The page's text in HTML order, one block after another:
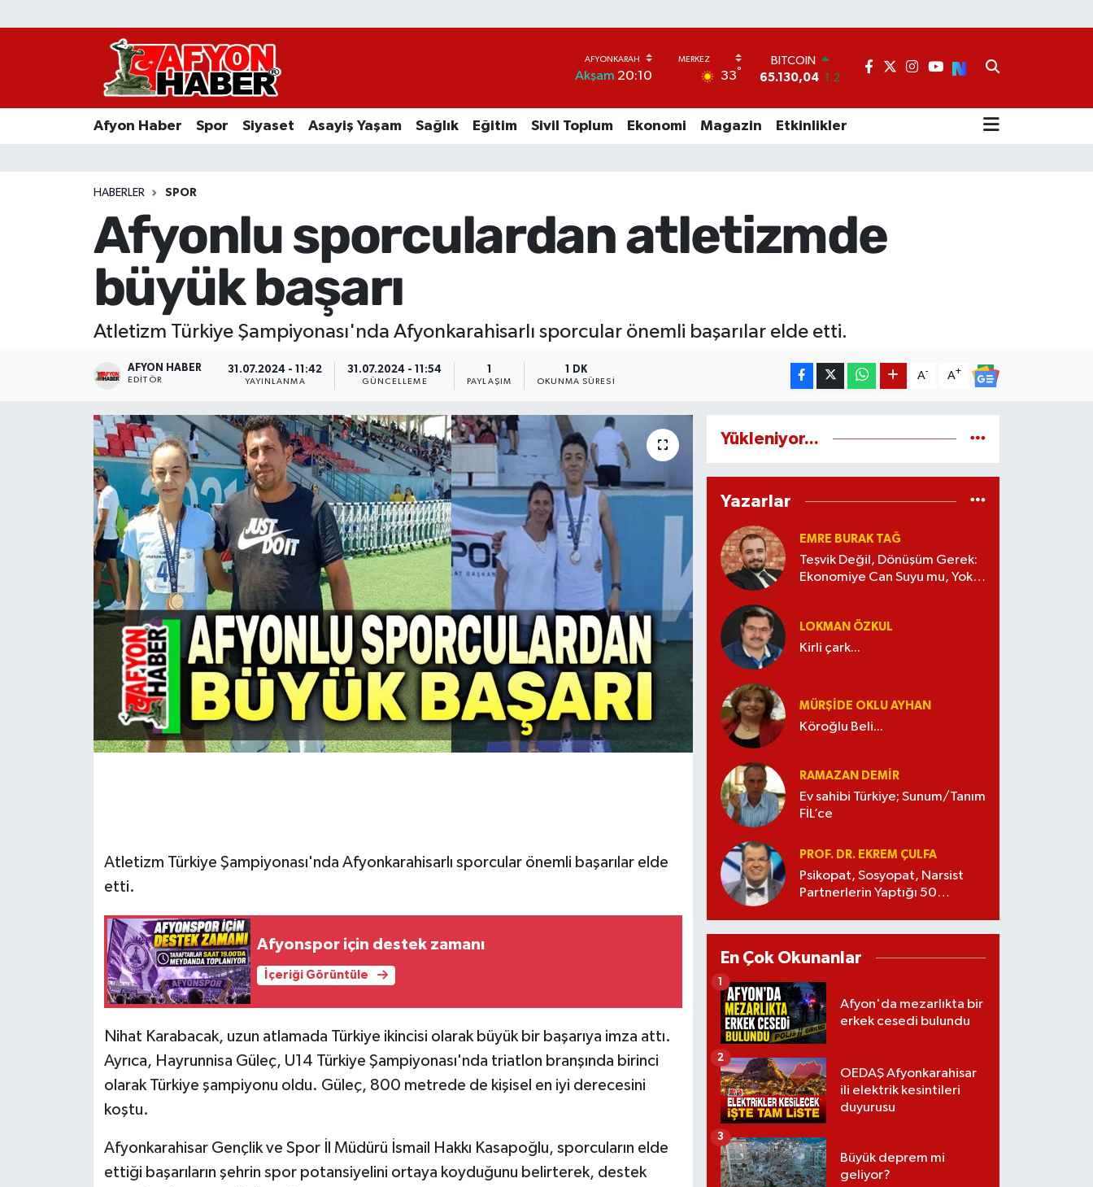
Akşam 20:10 33°
65.130,04
1.2
DOLAR
EURO
55,1652 0.27
13.773 -19
Afyon Haber Spor Siyaset Asayiş Yaşam Sağlık Eğitim Sivil Toplum Ekonomi Magazin Etkinlikler
HABERLER SPOR
Afyonlu sporculardan atletizmde
büyük başarı
Atletizm Türkiye Şampiyonası'nda Afyonkarahisarlı sporcular önemli başarılar elde etti.
AFYON HABER
EDITÖR
31.07.2024 - 11:42
YAYINLANMA
31.07.2024 - 11:54
GÜNCELLEME PAYLAŞIM
1 DK
OKUNMA SÜRESI
A- A+
Atletizm Türkiye Şampiyonası'nda Afyonkarahisarlı sporcular önemli başarılar elde
etti.
Afyonspor için destek zamanı
İçeriği Görüntüle
Nihat Karabacak, uzun atlamada Türkiye ikincisi olarak büyük bir başarıya imza attı.
Ayrıca, Hayrunnisa Güleç, U14 Türkiye Şampiyonası'nda triatlon branşında birinci
olarak Türkiye şampiyonu oldu. Güleç, 800 metrede de kişisel en iyi derecesini
koştu.
Afyonkarahisar Gençlik ve Spor İl Müdürü İsmail Hakkı Kasapoğlu, sporcuların elde
ettiği başarıların şehrin spor potansiyelini ortaya koyduğunu belirterek, destek
Yükleniyor...
Yazarlar
EMRE BURAK TAĞ
Teşvik Değil, Dönüşüm Gerek:
Ekonomiye Can Suyu mu, Yoksa
LOKMAN ÖZKUL
Kirli çark...
MÜRŞIDE OKLU AYHAN
Köroğlu Beli...
RAMAZAN DEMİR
Ev sahibi Türkiye; Sunum/Tanım
FİL’ce
PROF. DR. EKREM ÇULFA
Psikopat, Sosyopat, Narsist
Partnerlerin Yaptığı 50
En Çok Okunanlar
Afyon'da mezarlıkta bir
erkek cesedi bulundu
1
OEDAŞ Afyonkarahisar
ili elektrik kesintileri
duyurusu
2
Büyük deprem mi
geliyor?
3
Afyon Haber
Asayiş Yaşam
Sivil Toplum
Etkinlikler